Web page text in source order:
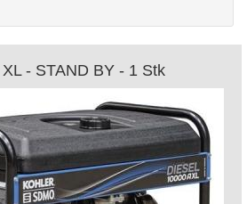
- STAND BY - 1 Stk